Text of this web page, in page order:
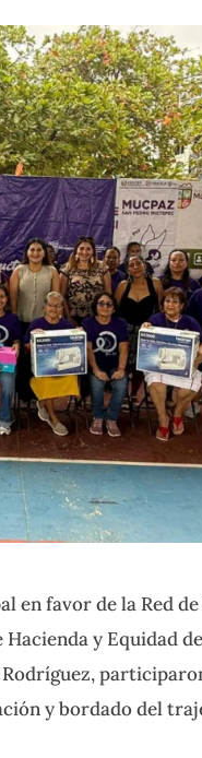
en favor de la Red
y Equidad
y bordado del